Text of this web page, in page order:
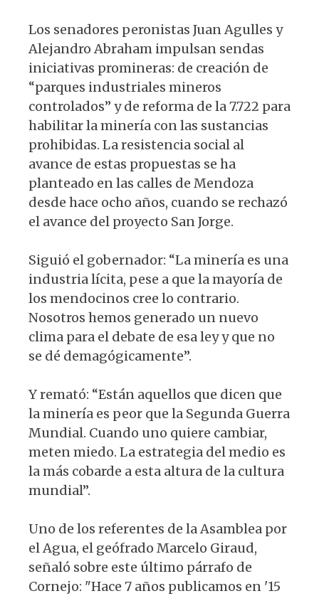
Los senadores peronistas Juan Agulles y
Alejandro Abraham impulsan sendas
iniciativas promineras: de creación de
“parques industriales mineros
controlados” y de reforma de la 7.722 para
habilitar la minería con las sustancias
prohibidas. La resistencia social al
avance de estas propuestas se ha
planteado en las calles de Mendoza
desde hace ocho años, cuando se rechazó
el avance del proyecto San Jorge.
Siguió el gobernador: “La minería es una
industria lícita, pese a que la mayoría de
los mendocinos cree lo contrario.
Nosotros hemos generado un nuevo
clima para el debate de esa ley y que no
se dé demagógicamente”.
Y remató: “Están aquellos que dicen que
la minería es peor que la Segunda Guerra
Mundial. Cuando uno quiere cambiar,
meten miedo. La estrategia del medio es
la más cobarde a esta altura de la cultura
mundial”.
Uno de los referentes de la Asamblea por
el Agua, el geófrado Marcelo Giraud,
señaló sobre este último párrafo de
Cornejo: "Hace 7 años publicamos en '15